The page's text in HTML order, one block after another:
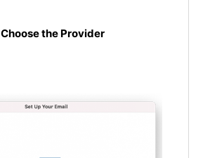
Choose the Provider